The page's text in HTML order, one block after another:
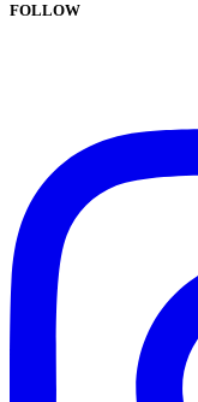
FOLLOW